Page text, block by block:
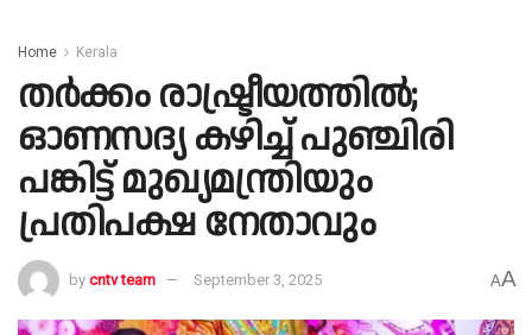
Home Kerala
തര്‍ക്കം രാഷ്ട്രീയത്തില്‍;
ഓണസദ്യ കഴിച്ച് പുഞ്ചിരി
പങ്കിട്ട് മുഖ്യമന്ത്രിയും
പ്രതിപക്ഷ നേതാവും
by cntv team September 3, 2025 AA